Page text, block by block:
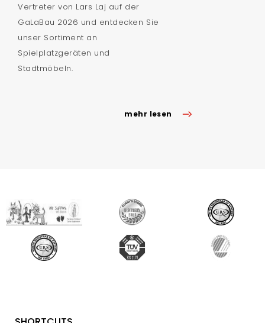
Vertreter von Lars Laj auf der
GaLaBau 2026 und entdecken Sie
unser Sortiment an
Spielplatzgeräten und
Stadtmöbeln.
mehr lesen